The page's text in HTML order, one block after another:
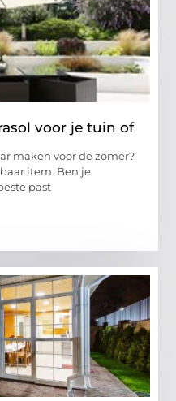
voor je tuin of
maken voor de zomer?
item. Ben je
past